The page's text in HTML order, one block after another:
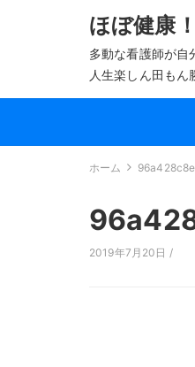
ほぼ健康
多動な看護師が自
人生楽しん田も
ホーム
2019年7月20日 /